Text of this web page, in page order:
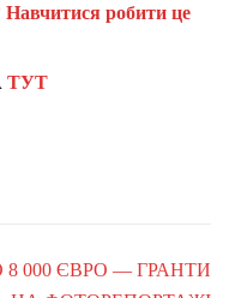
Навчитися робити це
ТУТ
8 000 ЄВРО — ГРАНТИ